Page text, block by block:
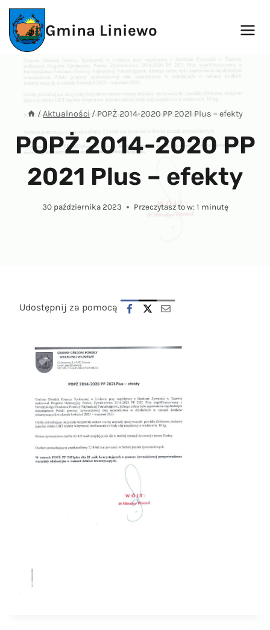
Przejdź
treści
Gmina Liniewo
/Aktualności / POPŻ 2014-2020 PP 2021 Plus – efekty
POPŻ 2014-2020 PP
2021 Plus – efekty
30 października 2023 Przeczytasz to w:1 minutę
Udostępnij za pomocą